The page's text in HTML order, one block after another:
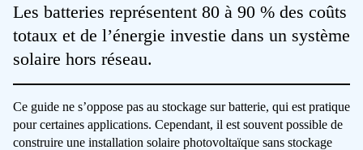
Les batteries représentent 80 à 90 % des coûts
totaux et de l’énergie investie dans un système
solaire hors réseau.
Ce guide ne s’oppose pas au stockage sur batterie, qui est pratique
pour certaines applications. Cependant, il est souvent possible de
construire une installation solaire photovoltaïque sans stockage